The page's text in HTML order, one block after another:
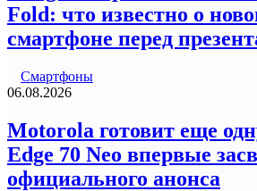
Fold: что известно о
смартфоне перед
Смартфоны
06.08.2026
Motorola готовит еще
Edge 70 Neo впервые
официального анонса